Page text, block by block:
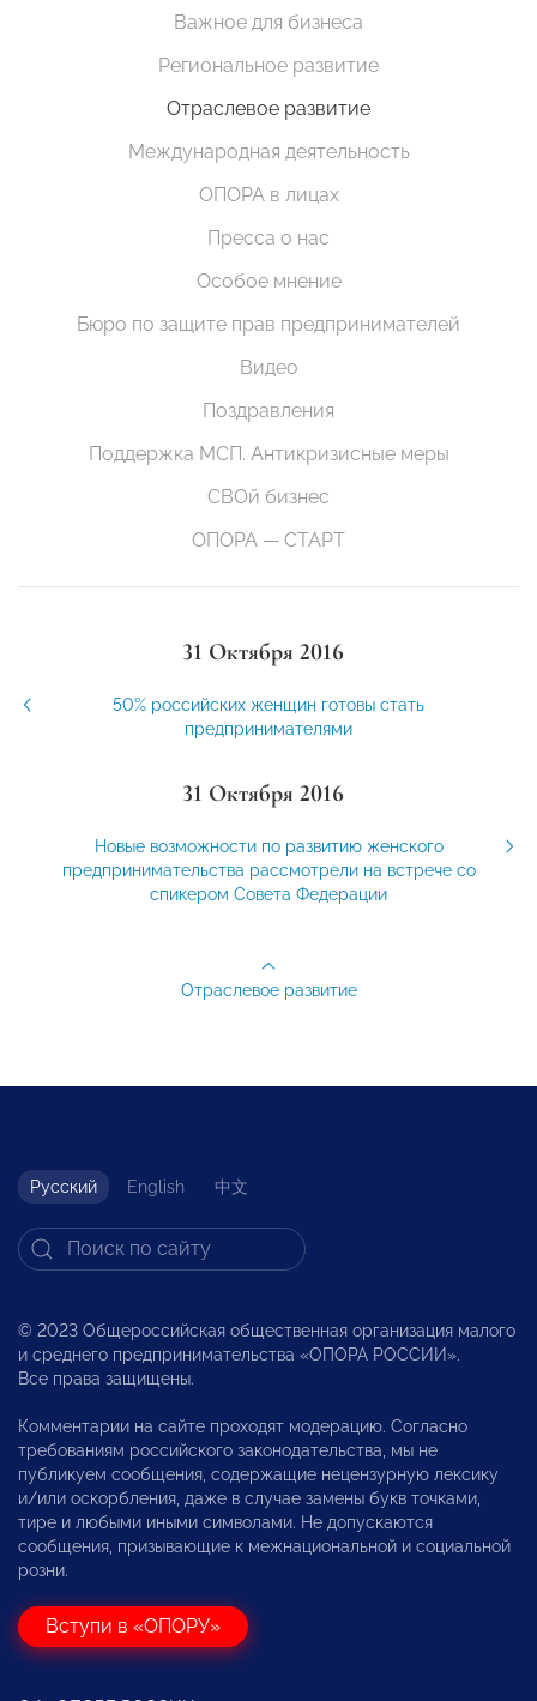
Важное для бизнеса
Региональное развитие
Отраслевое развитие
Международная деятельность
ОПОРА в лицах
Пресса о нас
Особое мнение
Бюро по защите прав предпринимателей
Видео
Поздравления
Поддержка МСП. Антикризисные меры
СВОй бизнес
ОПОРА — СТАРТ
31 Октября 2016
50% российских женщин готовы стать
предпринимателями
31 Октября 2016
Новые возможности по развитию женского
предпринимательства рассмотрели на встрече со
спикером Совета Федерации
Отраслевое развитие
Русский English 中文
© 2023 Общероссийская общественная организация малого
и среднего предпринимательства «ОПОРА РОССИИ».
Все права защищены.
Комментарии на сайте проходят модерацию. Согласно
требованиям российского законодательства, мы не
публикуем сообщения, содержащие нецензурную лексику
и/или оскорбления, даже в случае замены букв точками,
тире и любыми иными символами. Не допускаются
сообщения, призывающие к межнациональной и социальной
розни.
Вступи в «ОПОРУ»